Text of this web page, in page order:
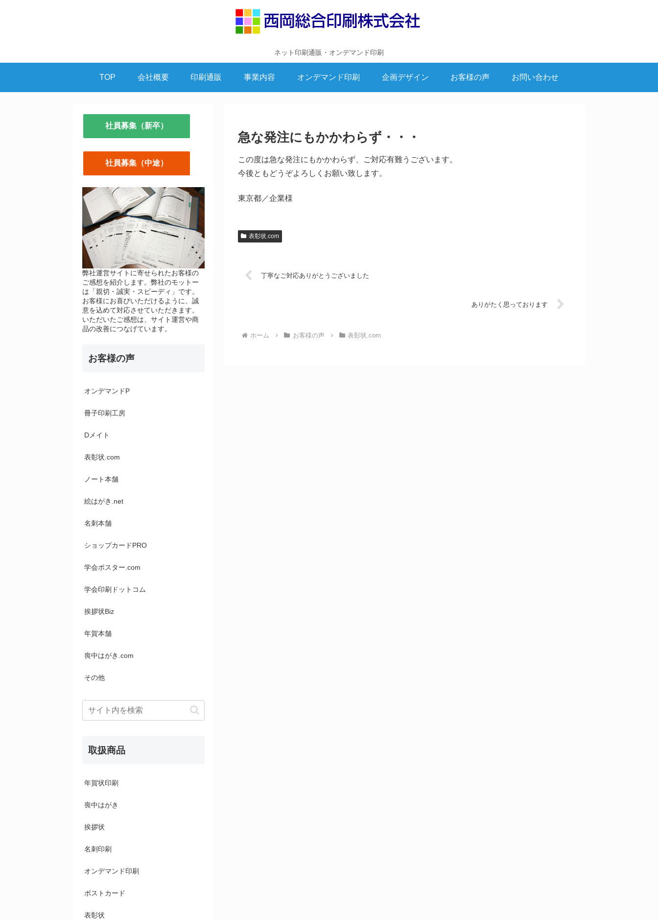
ネット印刷通販・オンデマンド印刷
TOP 会社概要 印刷通販 事業内容 オンデマンド印刷 企画デザイン お客様の声 お問い合わせ
急な発注にもかかわらず・・・
この度は急な発注にもかかわらず、ご対応有難うございます。
今後ともどうぞよろしくお願い致します。
東京都／企業様
表彰状.com
丁寧なご対応ありがとうございました
ありがたく思っております
ホーム お客様の声 表彰状.com
社員募集（新卒）
社員募集（中途）
弊社運営サイトに寄せられたお客様の
ご感想を紹介します。弊社のモットー
は「親切・誠実・スピーディ」です。
お客様にお喜びいただけるように、誠
意を込めて対応させていただきます。
いただいたご感想は、サイト運営や商
品の改善につなげています。
お客様の声
オンデマンドP
冊子印刷工房
Dメイト
表彰状.com
ノート本舗
絵はがき.net
名刺本舗
ショップカードPRO
学会ポスター.com
学会印刷ドットコム
挨拶状Biz
年賀本舗
喪中はがき.com
その他
取扱商品
年賀状印刷
喪中はがき
挨拶状
名刺印刷
オンデマンド印刷
ポストカード
表彰状